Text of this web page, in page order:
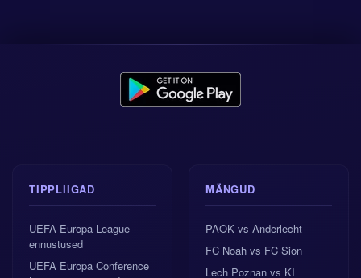
TIPPLIIGAD
UEFA Europa League
ennustused
UEFA Europa Conference
MÄNGUD
PAOK vs Anderlecht
FC Noah vs FC Sion
Lech Poznan vs KI